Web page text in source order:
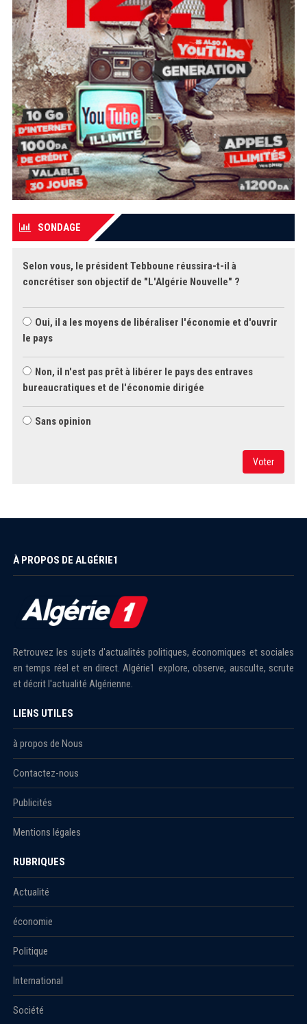
SONDAGE
Selon vous, le président Tebboune réussira-t-il à
concrétiser son objectif de "L'Algérie Nouvelle" ?
Oui, il a les moyens de libéraliser l'économie et d'ouvrir
le pays
Non, il n'est pas prêt à libérer le pays des entraves
bureaucratiques et de l'économie dirigée
Sans opinion
Voter
À PROPOS DE ALGÉRIE1
Retrouvez les sujets d'actualités politiques, économiques et sociales
en temps réel et en direct. Algérie1 explore, observe, ausculte, scrute
et décrit l'actualité Algérienne.
LIENS UTILES
à propos de Nous
Contactez-nous
Publicités
Mentions légales
RUBRIQUES
Actualité
économie
Politique
International
Société